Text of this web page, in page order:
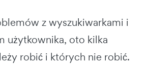
z wyszukiwarkami i
użytkownika, oto kilka
robić i których nie robić.